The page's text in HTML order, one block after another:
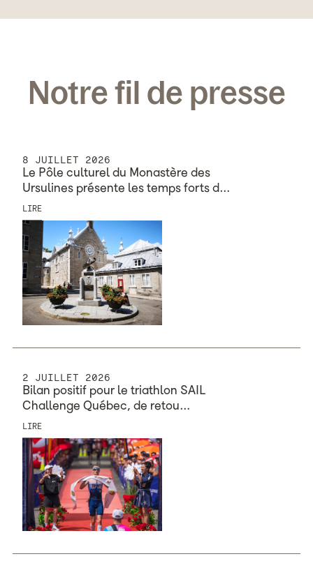
Notre fil de presse
8 JUILLET 2026
Le Pôle culturel du Monastère des
Ursulines présente les temps forts d…
LIRE
2 JUILLET 2026
Bilan positif pour le triathlon SAIL
Challenge Québec, ​​​​​​​de retou…
LIRE